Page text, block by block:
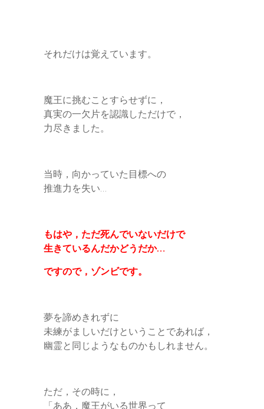
それだけは覚えています。
魔王に挑むことすらせずに，
真実の一欠片を認識しただけで，
力尽きました。
当時，向かっていた目標への
推進力を失い…
もはや，ただ死んでいないだけで
生きているんだかどうだか…
ですので，ゾンビです。
夢を諦めきれずに
未練がましいだけということであれば，
幽霊と同じようなものかもしれません。
ただ，その時に，
「ああ，魔王がいる世界って